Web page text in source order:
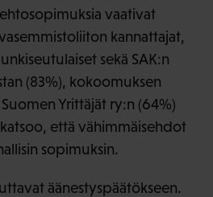
vaativat
kannattajat,
sekä SAK:n
(83%), kokoomuksen
Yrittäjät ry:n (64%)
että vähimmäisehdot
sopimuksin.
äänestyspäätökseen.